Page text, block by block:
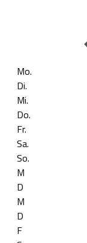
Mo.
Di.
Mi.
Do.
Fr.
Sa.
So.
M
D
M
D
F